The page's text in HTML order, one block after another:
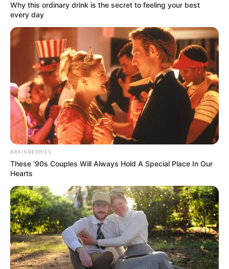
COMPARTIR
UNIRSE AL CANAL DE WHATSAPP
La Alcaldía de Medellín anunció que ya adjudicólas
obras del Parque Primavera Norte,uno de los proyectos
estratégicos en cuanto a generación de espacio público
contemplados en el Plan de Desarrollo 2024-2027.
Explicó la Alcaldía que siete empresas, representadas en
publicada en el Secop II por la Empresa de Desarrollo
Urbano (EDU). El consorcio seleccionado para la
ejecución fue Parque Primavera, que lo integran las
firmas Conintel S. A. y Luis Alberto Arango Arredondo.
Lea también:Tres capturados por agredir a policías en
el centro de Medellín
Why this ordinary drink is the secret to feeling your best
every day
BRAINBERRIES
These '90s Couples Will Always Hold A Special Place In Our
Hearts